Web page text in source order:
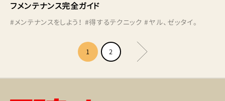
フメンテナンス完全ガイド
#メンテナンスをしよう！ #得するテクニック #ヤル、ゼッタイ。
1 2